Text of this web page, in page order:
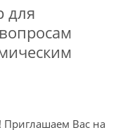
для
Вас на